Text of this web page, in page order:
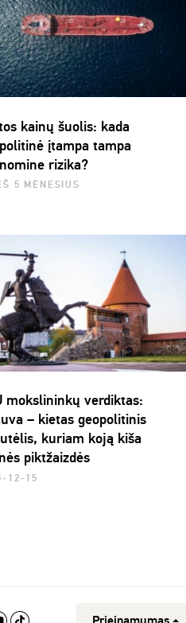
kainų šuolis: kada
įtampa tampa
rizika?
5 MĖNESIUS
mokslininkų verdiktas:
– kietas geopolitinis
kuriam koją kiša
piktžaizdės
12-15